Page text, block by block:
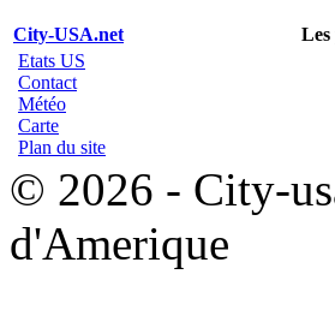
City-USA.net
Les
Etats US
Contact
Météo
Carte
Plan du site
© 2026 - City-
d'Amerique